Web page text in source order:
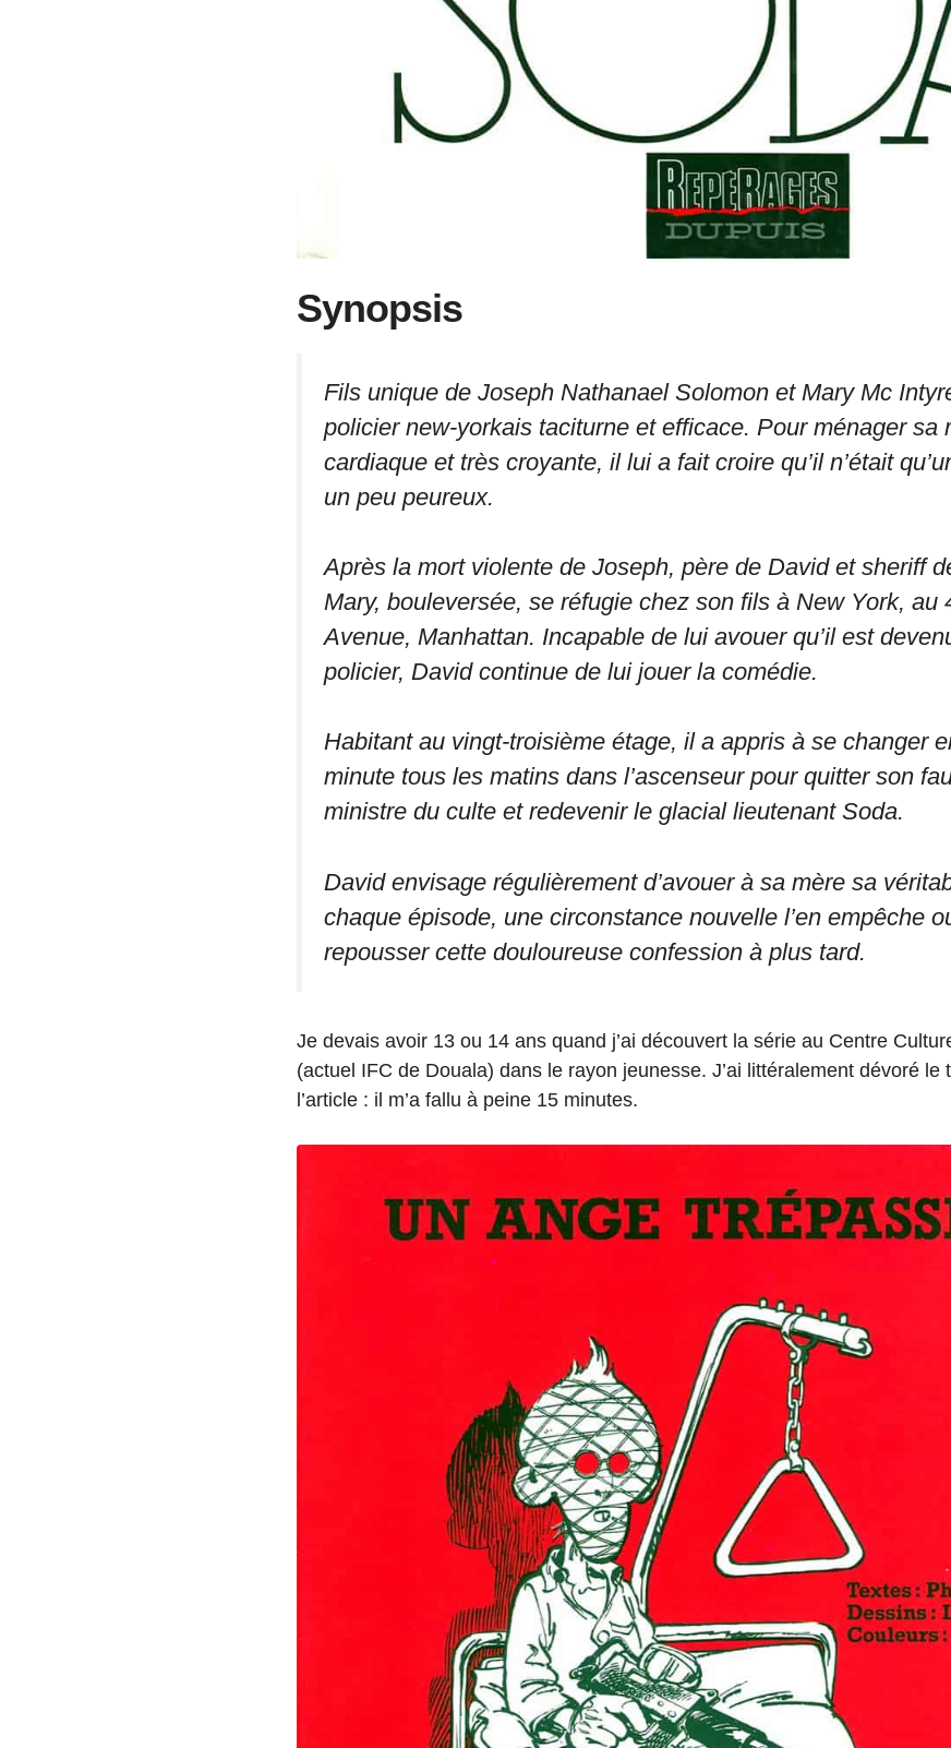
Synopsis
Fils unique de Joseph Nathanael Solomon et Mary Mc
policier new-yorkais taciturne et efficace. Pour ménager sa
cardiaque et très croyante, il lui a fait croire qu’il n’était
un peu peureux.
Après la mort violente de Joseph, père de David et sheriff
Mary, bouleversée, se réfugie chez son fils à New York, au
Avenue, Manhattan. Incapable de lui avouer qu’il est
policier, David continue de lui jouer la comédie.
Habitant au vingt-troisième étage, il a appris à se changer
minute tous les matins dans l’ascenseur pour quitter son
ministre du culte et redevenir le glacial lieutenant Soda.
David envisage régulièrement d’avouer à sa mère sa
chaque épisode, une circonstance nouvelle l’en empêche
repousser cette douloureuse confession à plus tard.
Je devais avoir 13 ou 14 ans quand j’ai découvert la série au Centre
(actuel IFC de Douala) dans le rayon jeunesse. J’ai littéralement dévoré le
l’article : il m’a fallu à peine 15 minutes.